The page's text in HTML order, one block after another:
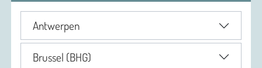
Antwerpen
Brussel (BHG)